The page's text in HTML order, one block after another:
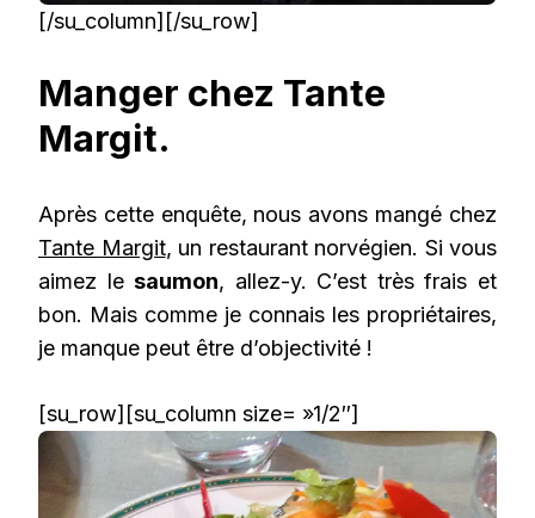
[/su_column][/su_row]
Manger chez Tante
Margit.
Après cette enquête, nous avons mangé chez
Tante Margit, un restaurant norvégien. Si vous
aimez lesaumon, allez-y. C’est très frais et
bon. Mais comme je connais les propriétaires,
je manque peut être d’objectivité !
[su_row][su_column size= »1/2″]